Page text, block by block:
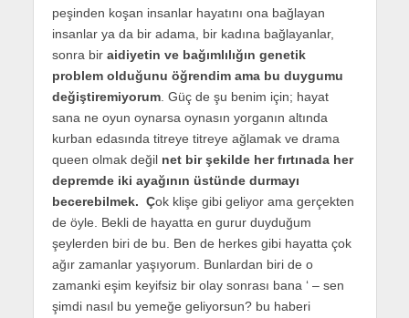
peşinden koşan insanlar hayatını ona bağlayan
insanlar ya da bir adama, bir kadına bağlayanlar,
sonra bir aidiyetin ve bağımlılığın genetik
problem olduğunu öğrendim ama bu duygumu
değiştiremiyorum. Güç de şu benim için; hayat
sana ne oyun oynarsa oynasın yorganın altında
kurban edasında titreye titreye ağlamak ve drama
queen olmak değil net bir şekilde her fırtınada her
depremde iki ayağının üstünde durmayı
becerebilmek. Çok klişe gibi geliyor ama gerçekten
de öyle. Bekli de hayatta en gurur duyduğum
şeylerden biri de bu. Ben de herkes gibi hayatta çok
ağır zamanlar yaşıyorum. Bunlardan biri de o
zamanki eşim keyifsiz bir olay sonrası bana ‘ – sen
şimdi nasıl bu yemeğe geliyorsun? bu haberi